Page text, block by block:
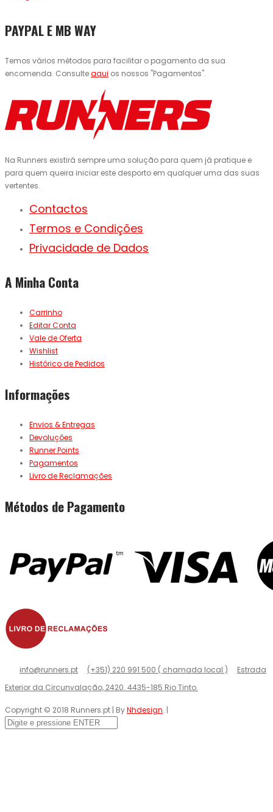
PAYPAL E MB WAY
Temos vários métodos para facilitar o pagamento da sua
encomenda. Consulteaqui os nossos "Pagamentos".
Na Runners existirá sempre uma solução para quem já pratique e
para quem queira iniciar este desporto em qualquer uma das suas
vertentes.
Contactos
Termos e Condições
Privacidade de Dados
A Minha Conta
Carrinho
Editar Conta
Vale de Oferta
Wishlist
Histórico de Pedidos
Informações
Envios & Entregas
Devoluções
Runner Points
Pagamentos
Livro de Reclamações
Métodos de Pagamento
info@runners.pt (+351) 220 991 500 ( chamada local )
Estrada
Exterior da Circunvalação, 2420. 4435-185 Rio Tinto.
Copyright © 2018 Runners.pt | ByNhdesign. |